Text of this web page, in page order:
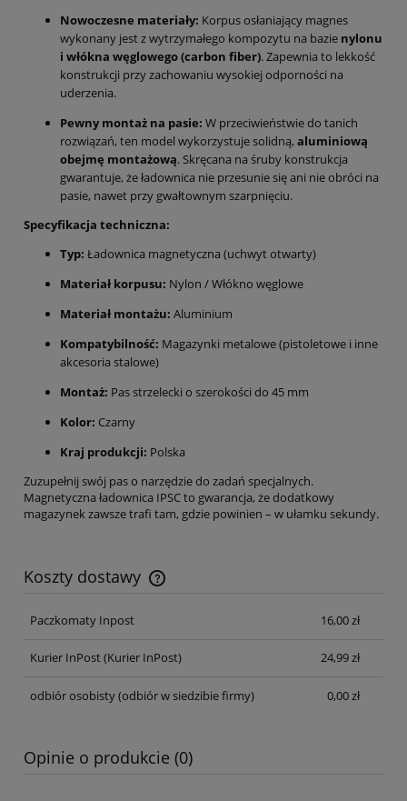
Nowoczesne materiały: Korpus osłaniający magnes
wykonany jest z wytrzymałego kompozytu na bazie nylonu
i włókna węglowego (carbon fiber). Zapewnia to lekkość
konstrukcji przy zachowaniu wysokiej odporności na
uderzenia.
Pewny montaż na pasie: W przeciwieństwie do tanich
rozwiązań, ten model wykorzystuje solidną, aluminiową
obejmę montażową. Skręcana na śruby konstrukcja
gwarantuje, że ładownica nie przesunie się ani nie obróci na
pasie, nawet przy gwałtownym szarpnięciu.
Specyfikacja techniczna:
Typ: Ładownica magnetyczna (uchwyt otwarty)
Materiał korpusu: Nylon / Włókno węglowe
Materiał montażu: Aluminium
Kompatybilność: Magazynki metalowe (pistoletowe i inne
akcesoria stalowe)
Montaż: Pas strzelecki o szerokości do 45 mm
Kolor: Czarny
Kraj produkcji: Polska
Zuzupełnij swój pas o narzędzie do zadań specjalnych.
Magnetyczna ładownica IPSC to gwarancja, że dodatkowy
magazynek zawsze trafi tam, gdzie powinien – w ułamku sekundy.
Koszty dostawy
Cena nie zawiera ewentualnych kosztów płatności
Paczkomaty Inpost
16,00 zł
Kurier InPost(Kurier InPost) 24,99 zł
odbiór osobisty(odbiór w siedzibie firmy) 0,00 zł
Opinie o produkcie (0)